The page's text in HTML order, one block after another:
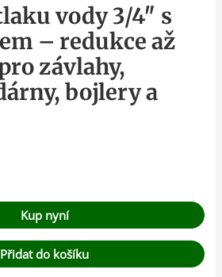
vody 3/4″ s
– redukce až
závlahy,
bojlery a
Kup nyní
Přidat do košíku